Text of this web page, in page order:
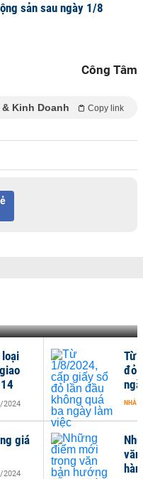
sản sau ngày 1/8
Công Tâm
Kinh Doanh Copy link
loại
2024
giá
2024
Từ
đỏ
NHÀ